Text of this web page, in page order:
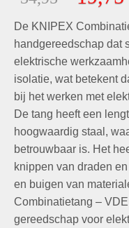
gebaseerd
waarderingenwas:
€34,95.
De KNIPEX
handgereedschap dat
elektrische
isolatie, wat betekent
bij het werken met
De tang heeft een
hoogwaardig staal,
betrouwbaar is. Het
knippen van draden
en buigen van
Combinatietang –
gereedschap voor